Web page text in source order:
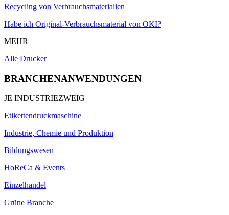
Recycling von Verbrauchsmaterialien
Habe ich Original-Verbrauchsmaterial von OKI?
MEHR
Alle Drucker
BRANCHENANWENDUNGEN
JE INDUSTRIEZWEIG
Etikettendruckmaschine
Industrie, Chemie und Produktion
Bildungswesen
HoReCa & Events
Einzelhandel
Grüne Branche